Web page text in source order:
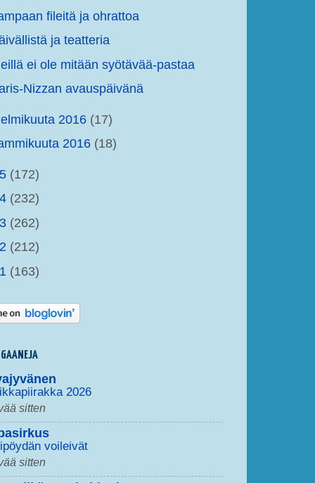
fileitä ja ohrattoa
ja teatteria
ei ole mitään syötävää-pastaa
Nizzan avauspäivänä
2016 (17)
2016 (18)
(172)
(232)
(262)
(212)
(163)
2026
sitten
voileivät
sitten